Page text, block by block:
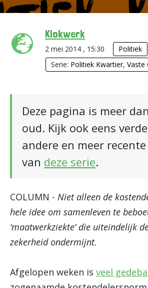
Klokwerk
2 mei 2014 , 15:30
Politiek
Serie: Politiek Kwartier,Vaste
Deze pagina is meer
oud. Kijk ook eens
andere en meer
van deze serie.
COLUMN - Niet alleen de
hele idee om samenleven te
‘maatwerkziekte’ die uiteindelijk
zekerheid ondermijnt.
Afgelopen weken is veel